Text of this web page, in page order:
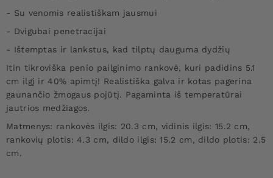
- Su venomis realistiškam jausmui
- Dvigubai penetracijai
- Ištemptas ir lankstus, kad tilptų dauguma dydžių
Itin tikroviška penio pailginimo rankovė, kuri padidins 5.1
cm ilgį ir 40% apimtį! Realistiška galva ir kotas pagerina
gaunančio žmogaus pojūtį. Pagaminta iš temperatūrai
jautrios medžiagos.
Matmenys: rankovės ilgis: 20.3 cm, vidinis ilgis: 15.2 cm,
rankovių plotis: 4.3 cm, dildo ilgis: 15.2 cm, dildo plotis: 2.5
cm.